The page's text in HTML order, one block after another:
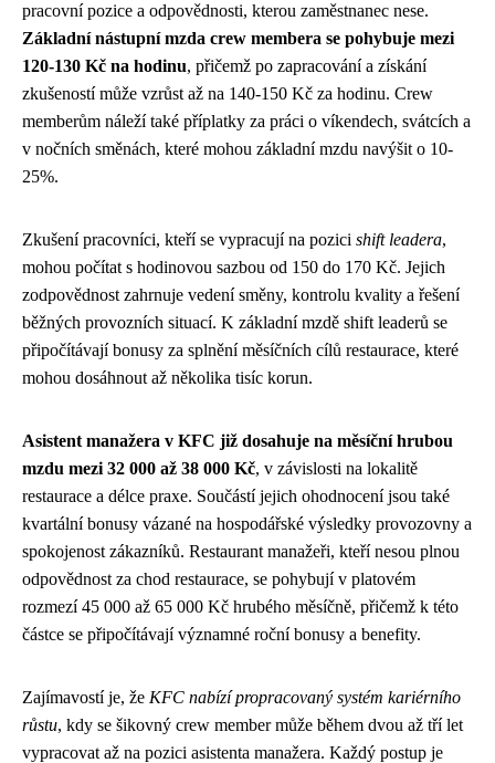
pracovní pozice a odpovědnosti, kterou zaměstnanec nese.
Základní nástupní mzda crew membera se pohybuje mezi
120-130 Kč na hodinu, přičemž po zapracování a získání
zkušeností může vzrůst až na 140-150 Kč za hodinu. Crew
memberům náleží také příplatky za práci o víkendech, svátcích a
v nočních směnách, které mohou základní mzdu navýšit o 10-
25%.
Zkušení pracovníci, kteří se vypracují na pozici shift leadera,
mohou počítat s hodinovou sazbou od 150 do 170 Kč. Jejich
zodpovědnost zahrnuje vedení směny, kontrolu kvality a řešení
běžných provozních situací. K základní mzdě shift leaderů se
připočítávají bonusy za splnění měsíčních cílů restaurace, které
mohou dosáhnout až několika tisíc korun.
Asistent manažera v KFC již dosahuje na měsíční hrubou
mzdu mezi 32 000 až 38 000 Kč, v závislosti na lokalitě
restaurace a délce praxe. Součástí jejich ohodnocení jsou také
kvartální bonusy vázané na hospodářské výsledky provozovny a
spokojenost zákazníků. Restaurant manažeři, kteří nesou plnou
odpovědnost za chod restaurace, se pohybují v platovém
rozmezí 45 000 až 65 000 Kč hrubého měsíčně, přičemž k této
částce se připočítávají významné roční bonusy a benefity.
Zajímavostí je, že KFC nabízí propracovaný systém kariérního
růstu, kdy se šikovný crew member může během dvou až tří let
vypracovat až na pozici asistenta manažera. Každý postup je